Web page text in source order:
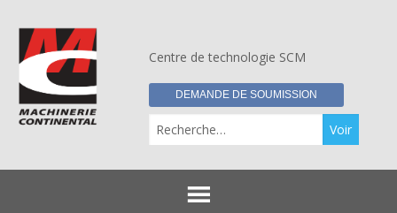
Centre de technologie SCM
DEMANDE DE SOUMISSION